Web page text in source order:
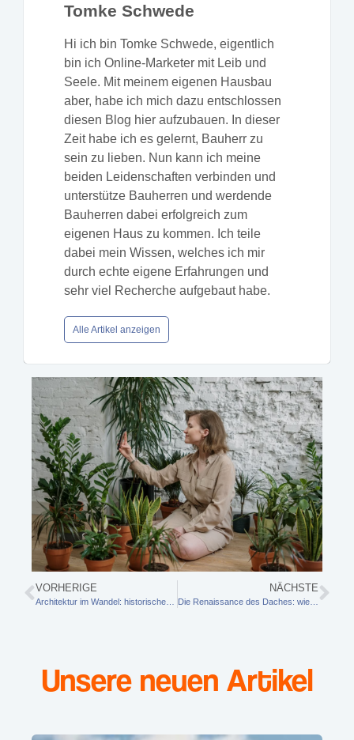
Tomke Schwede
Hi ich bin Tomke Schwede, eigentlich
bin ich Online-Marketer mit Leib und
Seele. Mit meinem eigenen Hausbau
aber, habe ich mich dazu entschlossen
diesen Blog hier aufzubauen. In dieser
Zeit habe ich es gelernt, Bauherr zu
sein zu lieben. Nun kann ich meine
beiden Leidenschaften verbinden und
unterstütze Bauherren und werdende
Bauherren dabei erfolgreich zum
eigenen Haus zu kommen. Ich teile
dabei mein Wissen, welches ich mir
durch echte eigene Erfahrungen und
sehr viel Recherche aufgebaut habe.
Alle Artikel anzeigen
VORHERIGE NÄCHSTE
Die Renaissance des Daches: wie smarte Solartechnologie den Hausbau architektonisch neu definiert
Unsere neuen Artikel